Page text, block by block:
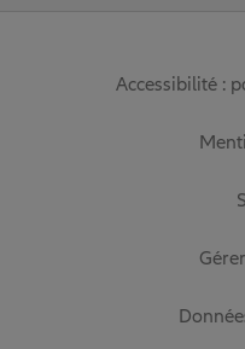
Accessibilité :